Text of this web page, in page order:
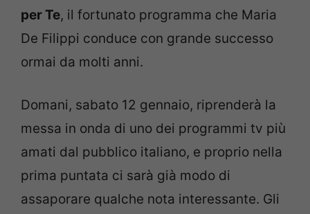
per Te, il fortunato programma che Maria
De Filippi conduce con grande successo
ormai da molti anni.
Domani, sabato 12 gennaio, riprenderà la
messa in onda di uno dei programmi tv più
amati dal pubblico italiano, e proprio nella
prima puntata ci sarà già modo di
assaporare qualche nota interessante. Gli